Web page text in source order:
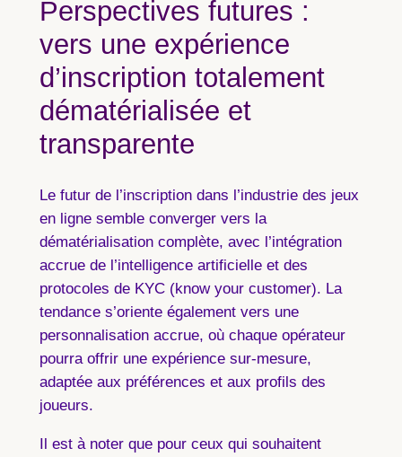
Perspectives futures :
vers une expérience
d’inscription totalement
dématérialisée et
transparente
Le futur de l’inscription dans l’industrie des jeux
en ligne semble converger vers la
dématérialisation complète, avec l’intégration
accrue de l’intelligence artificielle et des
protocoles de KYC (know your customer). La
tendance s’oriente également vers une
personnalisation accrue, où chaque opérateur
pourra offrir une expérience sur-mesure,
adaptée aux préférences et aux profils des
joueurs.
Il est à noter que pour ceux qui souhaitent